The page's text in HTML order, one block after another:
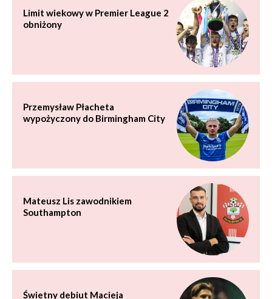
Limit wiekowy w Premier League 2
obniżony
Przemysław Płacheta
wypożyczony do Birmingham City
Mateusz Lis zawodnikiem
Southampton
Świetny debiut Macieja